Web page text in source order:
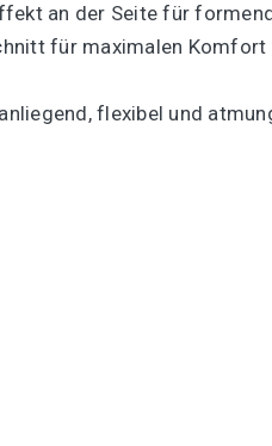
an der Seite für
für maximalen Komfort
flexibel und